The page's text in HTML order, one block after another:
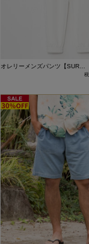
オレリーメンズパンツ【SUR…